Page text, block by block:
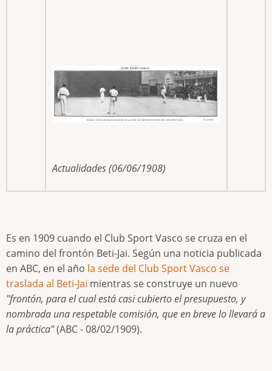
Actualidades (06/06/1908)
Es en 1909 cuando el Club Sport Vasco se cruza en el
camino del frontón Beti-Jai. Según una noticia publicada
en ABC, en el año la sede del Club Sport Vasco se
traslada al Beti-Jai mientras se construye un nuevo
"frontón, para el cual está casi cubierto el presupuesto, y
nombrada una respetable comisión, que en breve lo llevará a
la práctica"(ABC - 08/02/1909).